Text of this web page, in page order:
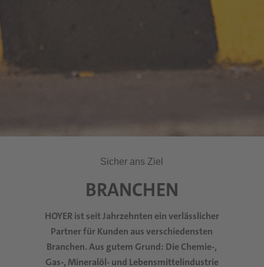
Sicher ans Ziel
BRANCHEN
HOYER ist seit Jahrzehnten ein verlässlicher
Partner für Kunden aus verschiedensten
Branchen. Aus gutem Grund: Die Chemie-,
Gas-, Mineralöl- und Lebensmittelindustrie